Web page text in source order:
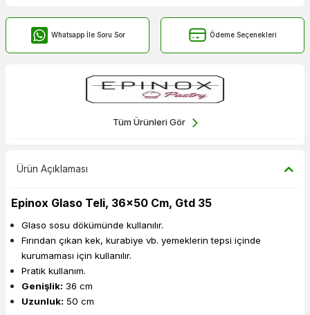
Whatsapp İle Soru Sor Ödeme Seçenekleri
Tüm Ürünleri Gör
Ürün Açıklaması
Epinox Glaso Teli, 36x50 Cm, Gtd 35
Glaso sosu dökümünde kullanılır.
Fırından çıkan kek, kurabiye vb. yemeklerin tepsi içinde
kurumaması için kullanılır.
Pratik kullanım.
Genişlik: 36 cm
Uzunluk: 50 cm